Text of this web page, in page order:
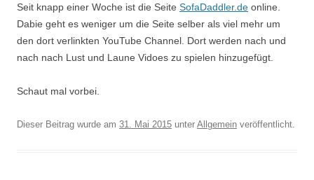
Seit knapp einer Woche ist die Seite SofaDaddler.de online.
Dabie geht es weniger um die Seite selber als viel mehr um
den dort verlinkten YouTube Channel. Dort werden nach und
nach nach Lust und Laune Vidoes zu spielen hinzugefügt.
Schaut mal vorbei.
Dieser Beitrag wurde am 31. Mai 2015 unter Allgemein veröffentlicht.